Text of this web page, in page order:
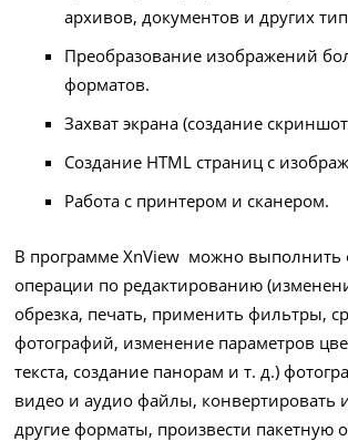
архивов, документов и других
Преобразование изображений
форматов.
Захват экрана (создание
Создание HTML страниц с
Работа с принтером и сканером.
В программе XnView можно выполнить
операции по редактированию
обрезка, печать, применить фильтры,
фотографий, изменение параметров
текста, создание панорам и т. д.)
видео и аудио файлы, конвертировать
другие форматы, произвести пакетную